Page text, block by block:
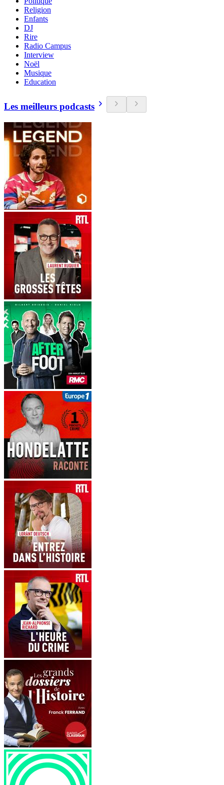
Religion
Enfants
DJ
Rire
Radio Campus
Interview
Noël
Musique
Education
Les meilleurs podcasts